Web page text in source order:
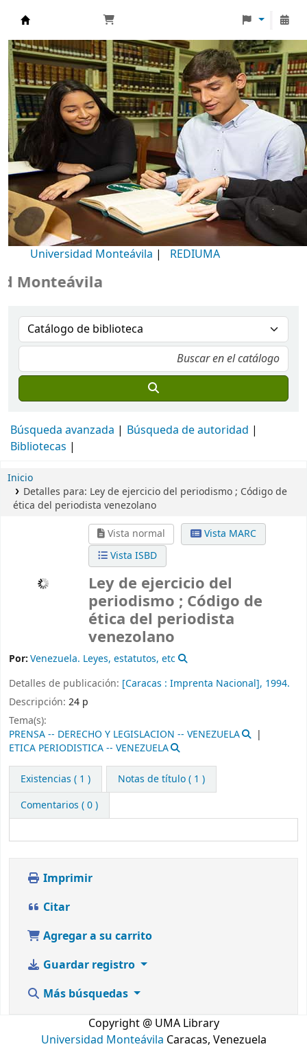
Biblioteca Universidad Monteávila
Universidad Monteávila | REDIUMA
Búsqueda avanzada
Búsqueda de autoridad
Bibliotecas
Inicio
Detalles para: Ley de ejercicio del periodismo ; Código de
ética del periodista venezolano
Vista normal
Vista MARC
Vista ISBD
Ley de ejercicio del
periodismo ; Código de
ética del periodista
venezolano
Por:Venezuela. Leyes, estatutos, etc
Detalles de publicación: [Caracas : Imprenta Nacional], 1994.
Descripción: 24 p
Tema(s):
PRENSA -- DERECHO Y LEGISLACION -- VENEZUELA
ETICA PERIODISTICA -- VENEZUELA
Existencias ( 1 )
Notas de título ( 1 )
Comentarios ( 0 )
Imprimir
Citar
Agregar a su carrito
Guardar registro
Más búsquedas
Copyright @ UMA Library
Universidad Monteávila Caracas, Venezuela